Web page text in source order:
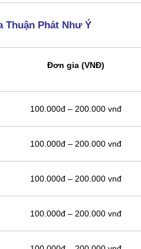
Thuận Phát Như Ý
Đơn gia (VNĐ)
100.000đ – 200.000 vnđ
100.000đ – 200.000 vnđ
100.000đ – 200.000 vnđ
100.000đ – 200.000 vnđ